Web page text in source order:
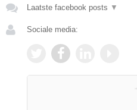
Laatste facebook posts ▼
Sociale media: